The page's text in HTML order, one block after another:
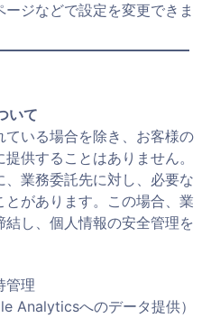
ージなどで設定を変更できま
いて
いる場合を除き、お客様の
供することはありません。
業務委託先に対し、必要な
があります。この場合、業
し、個人情報の安全管理を
管理
Analyticsへのデータ提供）